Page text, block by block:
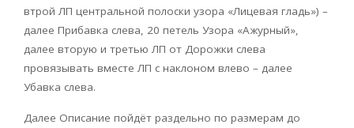
втрой ЛП центральной полоски узора «Лицевая гладь») –
далее Прибавка слева, 20 петель Узора «Ажурный»,
далее вторую и третью ЛП от Дорожки слева
провязывать вместе ЛП с наклоном влево – далее
Убавка слева.
Далее Описание пойдёт раздельно по размерам до